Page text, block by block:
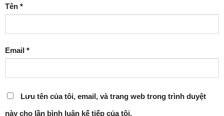
Tên *
Email *
Lưu tên của tôi, email, và trang web trong trình duyệt
này cho lần bình luận kế tiếp của tôi.